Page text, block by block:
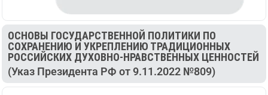
ОСНОВЫ ГОСУДАРСТВЕННОЙ ПОЛИТИКИ ПО
СОХРАНЕНИЮ И УКРЕПЛЕНИЮ ТРАДИЦИОННЫХ
РОССИЙСКИХ ДУХОВНО-НРАВСТВЕННЫХ ЦЕННОСТЕЙ
(Указ Президента РФ от 9.11.2022 №809)